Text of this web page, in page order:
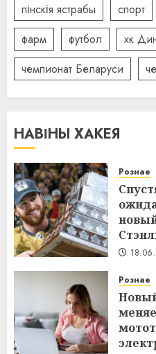
пінскія ястрабы
спорт
фарм
футбол хк
чемпионат Беларуси
НАВІНЫ ХАКЕЯ
Рознае
Рознае